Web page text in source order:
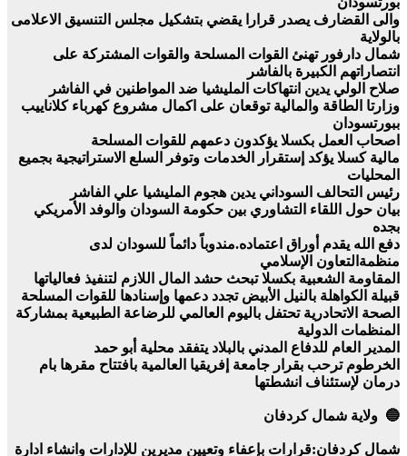
والى القضارف يصدر قرارا يقضي بتشكيل مجلس التنسيق الاعلامى
بالولاية
شمال دارفور تهنئ القوات المسلحة والقوات المشتركة على
انتصاراتهم الكبيرة بالفاشر
صلاح الولي يدين انتهاكات المليشيا ضد المواطنين في الفاشر
وزارتا الطاقة والمالية توقعان على اكمال مشروع كهرباء كلاناييب
ببورتسودان
اصحاب العمل بكسلا يؤكدون دعمهم للقوات المسلحة
مالية كسلا يؤكد إستقرار الخدمات وتوفر السلع الاستراتيجية بجميع
المحليات
رئيس التحالف السوداني يدين هجوم المليشيا علي الفاشر
بيان حول اللقاء التشاوري بين حكومة السودان والوفد الأمريكي
بجده
دفع الله يقدم أوراق اعتماده.مندوباً دائماً للسودان لدى
منظمةالتعاون الإسلامي
المقاومة الشعبية بكسلا تبحث حشد المال اللازم لتنفيذ فعالياتها
قبيلة الكواهلة بالنيل الأبيض تجدد دعمها وإسنادها للقوات المسلحة
الصحة الاتحادرية تحتفل باليوم العالمي للرضاعة الطبيعية بمشاركة
المنظمات الدولية
المدير العام للدفاع المدني بالبلاد يتفقد محلية أبو حمد
الخرطوم ترحب بقرار جامعة إفريقيا العالمية بافتتاح مقرها بام
درمان لإستئناف انشطتها
🔵 ولاية شمال كردفان
شمال كردفان:قرارات بإعفاء وتعيين مديرين للإدارات وانشاء ادارة